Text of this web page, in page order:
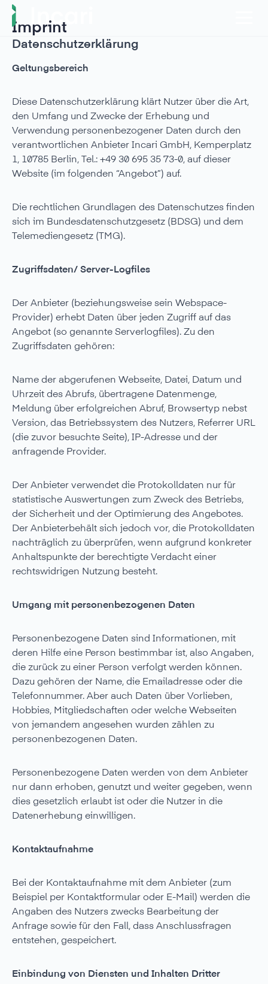
Imprint
Datenschutzerklärung
Geltungsbereich
Diese Datenschutzerklärung klärt Nutzer über die Art,
den Umfang und Zwecke der Erhebung und
Verwendung personenbezogener Daten durch den
verantwortlichen Anbieter Incari GmbH, Kemperplatz
1, 10785 Berlin, Tel.: +49 30 695 35 73-0, auf dieser
Website (im folgenden “Angebot”) auf.
Die rechtlichen Grundlagen des Datenschutzes finden
sich im Bundesdatenschutzgesetz (BDSG) und dem
Telemediengesetz (TMG).
Zugriffsdaten/ Server-Logfiles
Der Anbieter (beziehungsweise sein Webspace-
Provider) erhebt Daten über jeden Zugriff auf das
Angebot (so genannte Serverlogfiles). Zu den
Zugriffsdaten gehören:
Name der abgerufenen Webseite, Datei, Datum und
Uhrzeit des Abrufs, übertragene Datenmenge,
Meldung über erfolgreichen Abruf, Browsertyp nebst
Version, das Betriebssystem des Nutzers, Referrer URL
(die zuvor besuchte Seite), IP-Adresse und der
anfragende Provider.
Der Anbieter verwendet die Protokolldaten nur für
statistische Auswertungen zum Zweck des Betriebs,
der Sicherheit und der Optimierung des Angebotes.
Der Anbieterbehält sich jedoch vor, die Protokolldaten
nachträglich zu überprüfen, wenn aufgrund konkreter
Anhaltspunkte der berechtigte Verdacht einer
rechtswidrigen Nutzung besteht.
Umgang mit personenbezogenen Daten
Personenbezogene Daten sind Informationen, mit
deren Hilfe eine Person bestimmbar ist, also Angaben,
die zurück zu einer Person verfolgt werden können.
Dazu gehören der Name, die Emailadresse oder die
Telefonnummer. Aber auch Daten über Vorlieben,
Hobbies, Mitgliedschaften oder welche Webseiten
von jemandem angesehen wurden zählen zu
personenbezogenen Daten.
Personenbezogene Daten werden von dem Anbieter
nur dann erhoben, genutzt und weiter gegeben, wenn
dies gesetzlich erlaubt ist oder die Nutzer in die
Datenerhebung einwilligen.
Kontaktaufnahme
Bei der Kontaktaufnahme mit dem Anbieter (zum
Beispiel per Kontaktformular oder E-Mail) werden die
Angaben des Nutzers zwecks Bearbeitung der
Anfrage sowie für den Fall, dass Anschlussfragen
entstehen, gespeichert.
Einbindung von Diensten und Inhalten Dritter